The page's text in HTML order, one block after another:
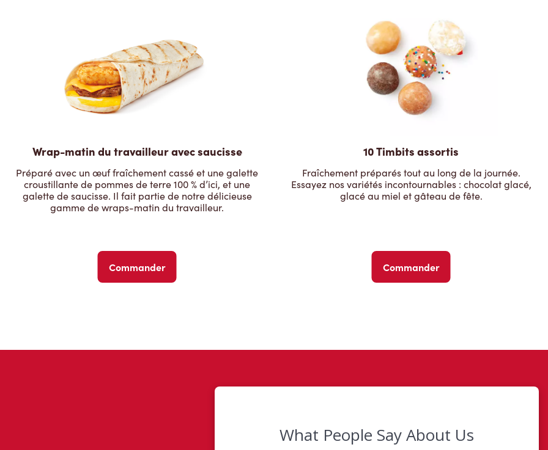
Wrap-matin du travailleur avec saucisse
Préparé avec un œuf fraîchement cassé et une galette
croustillante de pommes de terre 100 % d’ici, et une
galette de saucisse. Il fait partie de notre délicieuse
gamme de wraps-matin du travailleur.
Commander
10 Timbits assortis
Fraîchement préparés tout au long de la journée.
Essayez nos variétés incontournables : chocolat glacé,
glacé au miel et gâteau de fête.
Commander